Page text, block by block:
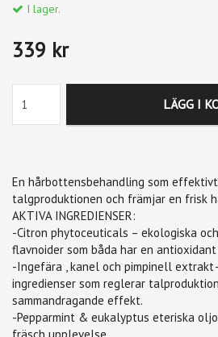
I lager.
339 kr
LÄGG I
En hårbottensbehandling som
talgproduktionen och främjar en frisk
AKTIVA INGREDIENSER:
-Citron phytoceuticals – ekologiska
flavnoider som båda har en antioxidant
-Ingefära , kanel och pimpinell
ingredienser som reglerar
sammandragande effekt.
-Pepparmint & eukalyptus eteriska